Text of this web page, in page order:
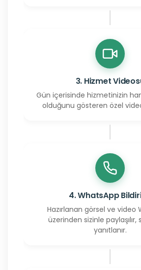
3. Hizmet
Gün içerisinde hizmetinizin
olduğunu gösteren özel video
4. WhatsApp
Hazırlanan görsel ve video
üzerinden sizinle paylaşılır,
yanıtlanır.